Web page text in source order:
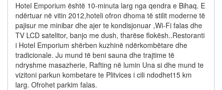
Hotel Emporium është 10-minuta larg nga qendra e Bihaq. E
ndërtuar në vitin 2012,hoteli ofron dhoma të stilit moderne të
pajisur me minibar dhe ajer te kondisjonuar ,Wi-Fi falas dhe
TV LCD satelitor, banjo me dush, tharëse flokësh..Restoranti
i Hotel Emporium shërben kuzhinë ndërkombëtare dhe
tradicionale. Ju mund të beni sauna dhe trajtime të
ndryshme masazherie, Rafting në lumin Una si dhe mund te
vizitoni parkun kombetare te Plitvices i cili ndodhet15 km
larg. Ofrohet parkim falas.